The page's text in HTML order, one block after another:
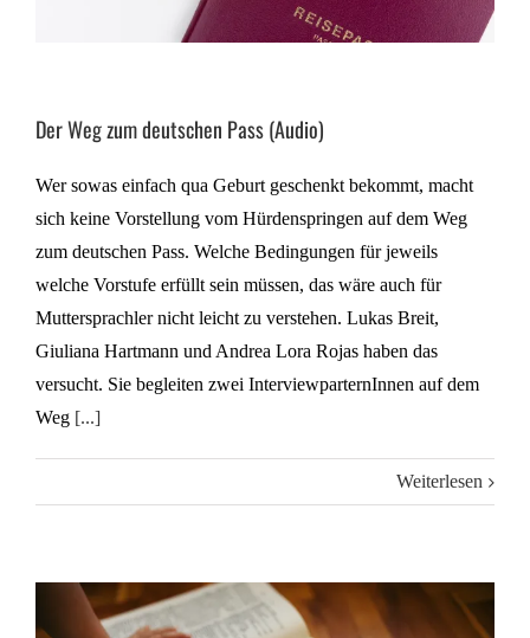
Der Weg zum deutschen Pass (Audio)
Wer sowas einfach qua Geburt geschenkt bekommt, macht
sich keine Vorstellung vom Hürdenspringen auf dem Weg
zum deutschen Pass. Welche Bedingungen für jeweils
welche Vorstufe erfüllt sein müssen, das wäre auch für
Muttersprachler nicht leicht zu verstehen. Lukas Breit,
Giuliana Hartmann und Andrea Lora Rojas haben das
versucht. Sie begleiten zwei InterviewparternInnen auf dem
Weg [...]
Weiterlesen